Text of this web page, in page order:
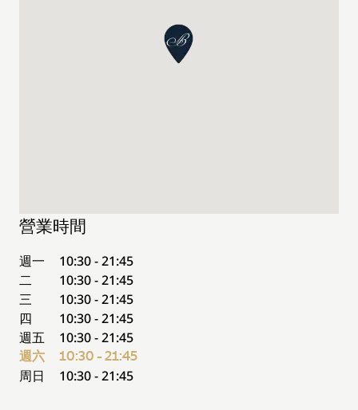
營業時間
週一
10:30 - 21:45
二
10:30 - 21:45
三
10:30 - 21:45
四
10:30 - 21:45
週五
10:30 - 21:45
週六 10:30 - 21:45
周日 10:30 - 21:45